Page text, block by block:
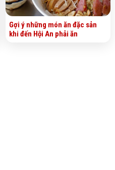
Gợi ý những món ăn đặc sản
khi đến Hội An phải ăn